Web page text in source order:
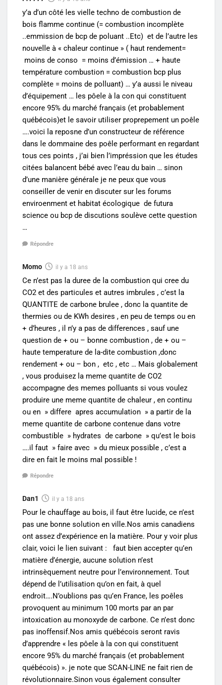
y’a d’un côté les vielle techno de combustion de
bois flamme continue (= combustion incomplète
..emmission de bcp de poluant ..Etc) et de l’autre les
nouvelle à « chaleur continue » ( haut rendement=
moins de conso = moins d’émission … + haute
température combustion = combustion bcp plus
complète = moins de polluant) … y’a aussi le niveau
d’équipement … les pôele à la con qui constituent
encore 95% du marché français (et probablement
québécois)et le savoir utiliser proprepement un poêle
….voici la reposne d’un constructeur de référence
dans le dommaine des poêle performant en regardant
tous ces points , j’ai bien l’impréssion que les études
citées balancent bébé avec l’eau du bain … sinon
d’une manière générale je ne peux que vous
conseiller de venir en discuter sur les forums
enviroenment et habitat écologique de futura
science ou bcp de discutions soulève cette question
…
Répondre
Momo il y a 18 ans
Ce n’est pas la duree de la combustion qui cree du
CO2 et des particules et autres imbrules , c’est la
QUANTITE de carbone brulee , donc la quantite de
thermies ou de KWh desires , en peu de temps ou en
+ d’heures , il n’y a pas de differences , sauf une
question de + ou – bonne combustion , de + ou –
haute temperature de la-dite combustion ,donc
rendement + ou – bon , etc , etc … Mais globalement
, vous produisez la meme quantite de CO2
accompagne des memes polluants si vous voulez
produire une meme quantite de chaleur , en continu
ou en » differe apres accumulation » a partir de la
meme quantite de carbone contenue dans votre
combustible » hydrates de carbone » qu’est le bois
….il faut » faire avec » du mieux possible , c’est a
dire en fait le moins mal possible !
Répondre
Dan1 il y a 18 ans
Pour le chauffage au bois, il faut être lucide, ce n’est
pas une bonne solution en ville.Nos amis canadiens
ont assez d’expérience en la matière. Pour y voir plus
clair, voici le lien suivant : faut bien accepter qu’en
matière d’énergie, aucune solution n’est
intrinsèquement neutre pour l’environnement. Tout
dépend de l’utilisation qu’on en fait, à quel
endroit….N’oublions pas qu’en France, les poêles
provoquent au minimum 100 morts par an par
intoxication au monoxyde de carbone. Ce n’est donc
pas inoffensif.Nos amis québécois seront ravis
d’apprendre « les pôele à la con qui constituent
encore 95% du marché français (et probablement
québécois) ». je note que SCAN-LINE ne fait rien de
révolutionnaire.Sinon vous également consulter